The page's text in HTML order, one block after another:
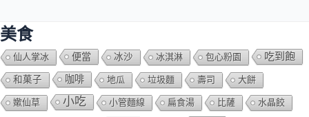
美食
仙人掌冰 便當 冰沙 冰淇淋 包心粉園 吃到飽
和菓子 咖啡 地瓜 垃圾麵 壽司 大餅
嫰仙草 小吃 小管麵線 扁食湯 比薩 水晶餃